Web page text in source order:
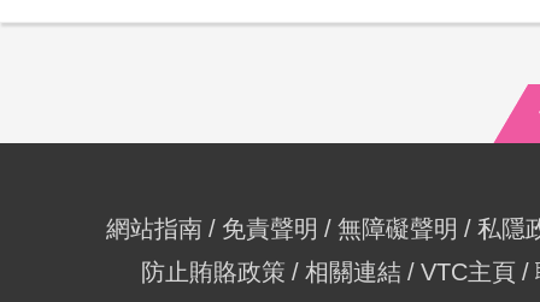
網站指南 免責聲明 無障礙聲明
私隱
防止賄賂政策
相關連結 VTC主頁